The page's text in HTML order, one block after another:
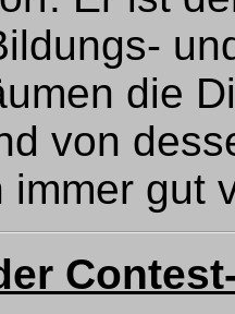
die
von
immer gut